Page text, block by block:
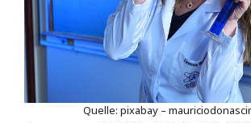
Quelle: pixabay –